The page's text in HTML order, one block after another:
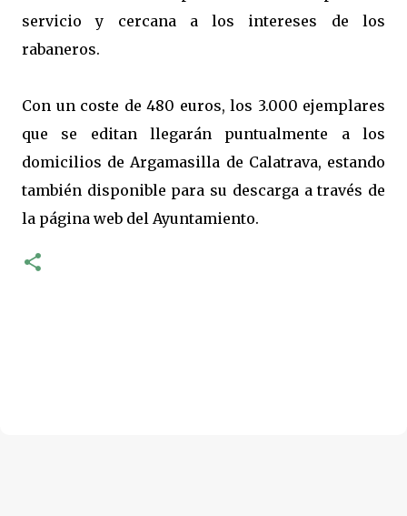
servicio y cercana a los intereses de los
rabaneros.
Con un coste de 480 euros, los 3.000 ejemplares
que se editan llegarán puntualmente a los
domicilios de Argamasilla de Calatrava, estando
también disponible para su descarga a través de
la página web del Ayuntamiento.